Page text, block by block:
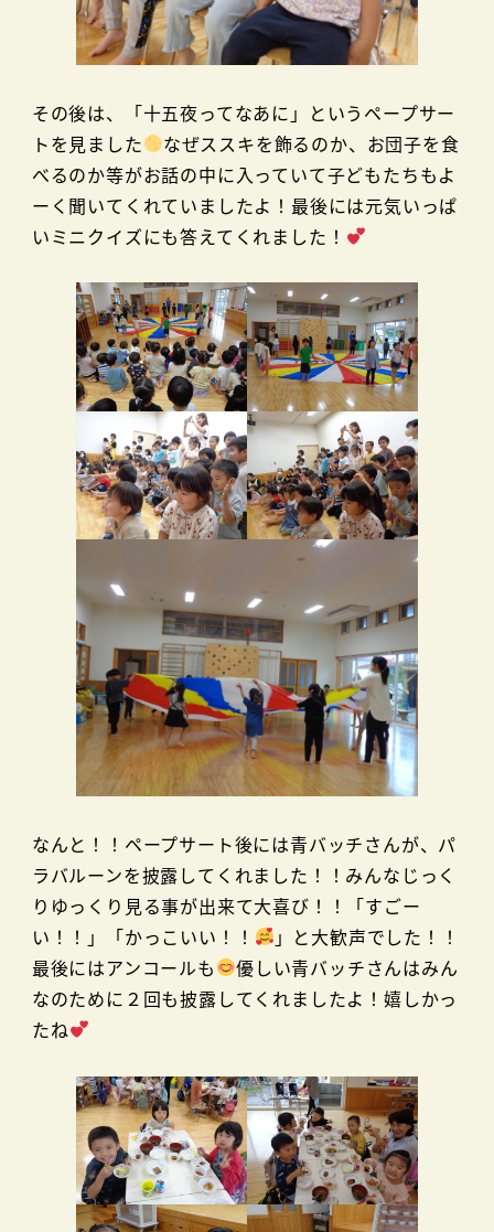
その後は、「十五夜ってなあに」というペープサー
トを見ました
なぜススキを飾るのか、お団子を食
べるのか等がお話の中に入っていて子どもたちもよ
ーく聞いてくれていましたよ！最後には元気いっぱ
いミニクイズにも答えてくれました！
なんと！！ペープサート後には青バッチさんが、パ
ラバルーンを披露してくれました！！みんなじっく
りゆっくり見る事が出来て大喜び！！「すごー
い！！」「かっこいい！！
」と大歓声でした！！
最後にはアンコールも
優しい青バッチさんはみん
なのために２回も披露してくれましたよ！嬉しかっ
たね